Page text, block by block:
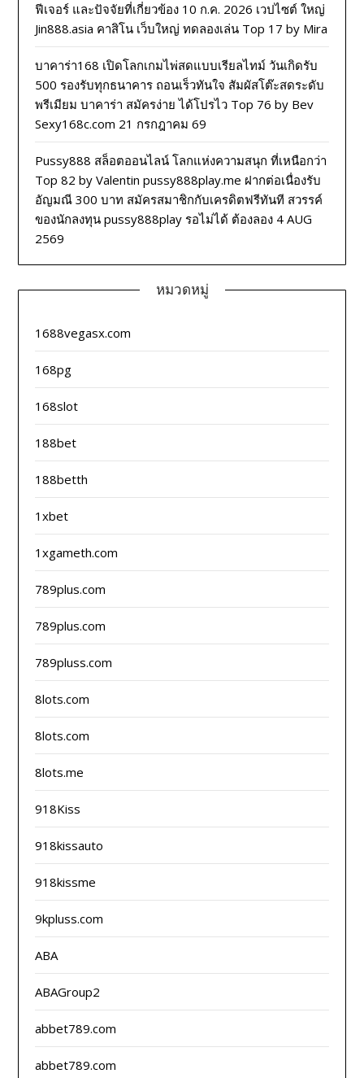
ฟีเจอร์ และปัจจัยที่เกี่ยวข้อง 10 ก.ค. 2026 เวปไซต์ ใหญ่
Jin888.asia คาสิโน เว็บใหญ่ ทดลองเล่น Top 17 by Mira
บาคาร่า168 เปิดโลกเกมไพ่สดแบบเรียลไทม์ วันเกิดรับ
500 รองรับทุกธนาคาร ถอนเร็วทันใจ สัมผัสโต๊ะสดระดับ
พรีเมียม บาคาร่า สมัครง่าย ได้โปรไว Top 76 by Bev
Sexy168c.com 21 กรกฎาคม 69
Pussy888 สล็อตออนไลน์ โลกแห่งความสนุก ที่เหนือกว่า
Top 82 by Valentin pussy888play.me ฝากต่อเนื่องรับ
อัญมณี 300 บาท สมัครสมาชิกกับเครดิตฟรีทันที สวรรค์
ของนักลงทุน pussy888play รอไม่ได้ ต้องลอง 4 AUG
2569
หมวดหมู่
1688vegasx.com
168pg
168slot
188bet
188betth
1xbet
1xgameth.com
789plus.com
789plus.com
789pluss.com
8lots.com
8lots.com
8lots.me
918Kiss
918kissauto
918kissme
9kpluss.com
ABA
ABAGroup2
abbet789.com
abbet789.com